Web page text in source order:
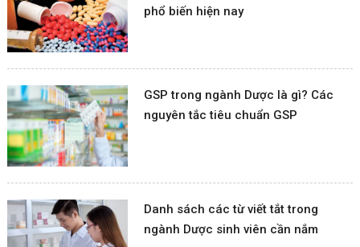
phổ biến hiện nay
GSP trong ngành Dược là gì? Các
nguyên tắc tiêu chuẩn GSP
Danh sách các từ viết tắt trong
ngành Dược sinh viên cần nắm